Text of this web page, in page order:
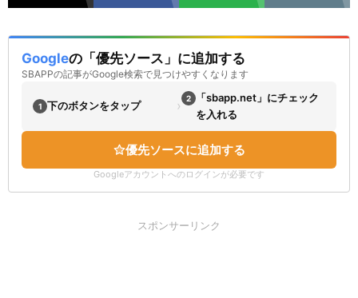
Googleの「優先ソース」に追加する
SBAPPの記事がGoogle検索で見つけやすくなります
1 下のボタンをタップ › 2
「sbapp.net」にチェック
を入れる
優先ソースに追加する
Googleアカウントへのログインが必要です
スポンサーリンク